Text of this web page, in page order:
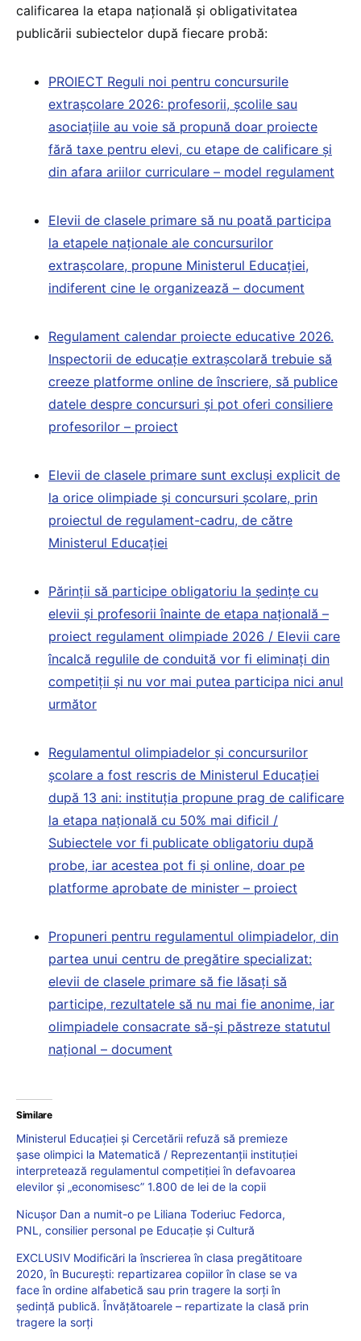
calificarea la etapa națională și obligativitatea
publicării subiectelor după fiecare probă:
PROIECT Reguli noi pentru concursurile
extrașcolare 2026: profesorii, școlile sau
asociațiile au voie să propună doar proiecte
fără taxe pentru elevi, cu etape de calificare și
din afara ariilor curriculare – model regulament
Elevii de clasele primare să nu poată participa
la etapele naționale ale concursurilor
extrașcolare, propune Ministerul Educației,
indiferent cine le organizează – document
Regulament calendar proiecte educative 2026.
Inspectorii de educație extrașcolară trebuie să
creeze platforme online de înscriere, să publice
datele despre concursuri și pot oferi consiliere
profesorilor – proiect
Elevii de clasele primare sunt excluși explicit de
la orice olimpiade și concursuri școlare, prin
proiectul de regulament-cadru, de către
Ministerul Educației
Părinții să participe obligatoriu la ședințe cu
elevii și profesorii înainte de etapa națională –
proiect regulament olimpiade 2026 / Elevii care
încalcă regulile de conduită vor fi eliminați din
competiții și nu vor mai putea participa nici anul
următor
Regulamentul olimpiadelor și concursurilor
școlare a fost rescris de Ministerul Educației
după 13 ani: instituția propune prag de calificare
la etapa națională cu 50% mai dificil /
Subiectele vor fi publicate obligatoriu după
probe, iar acestea pot fi și online, doar pe
platforme aprobate de minister – proiect
Propuneri pentru regulamentul olimpiadelor, din
partea unui centru de pregătire specializat:
elevii de clasele primare să fie lăsați să
participe, rezultatele să nu mai fie anonime, iar
olimpiadele consacrate să-și păstreze statutul
național – document
Similare
Ministerul Educației și Cercetării refuză să premieze
șase olimpici la Matematică / Reprezentanții instituției
interpretează regulamentul competiției în defavoarea
elevilor și „economisesc” 1.800 de lei de la copii
Nicușor Dan a numit-o pe Liliana Toderiuc Fedorca,
PNL, consilier personal pe Educație și Cultură
EXCLUSIV Modificări la înscrierea în clasa pregătitoare
2020, în București: repartizarea copiilor în clase se va
face în ordine alfabetică sau prin tragere la sorți în
ședință publică. Învățătoarele – repartizate la clasă prin
tragere la sorți